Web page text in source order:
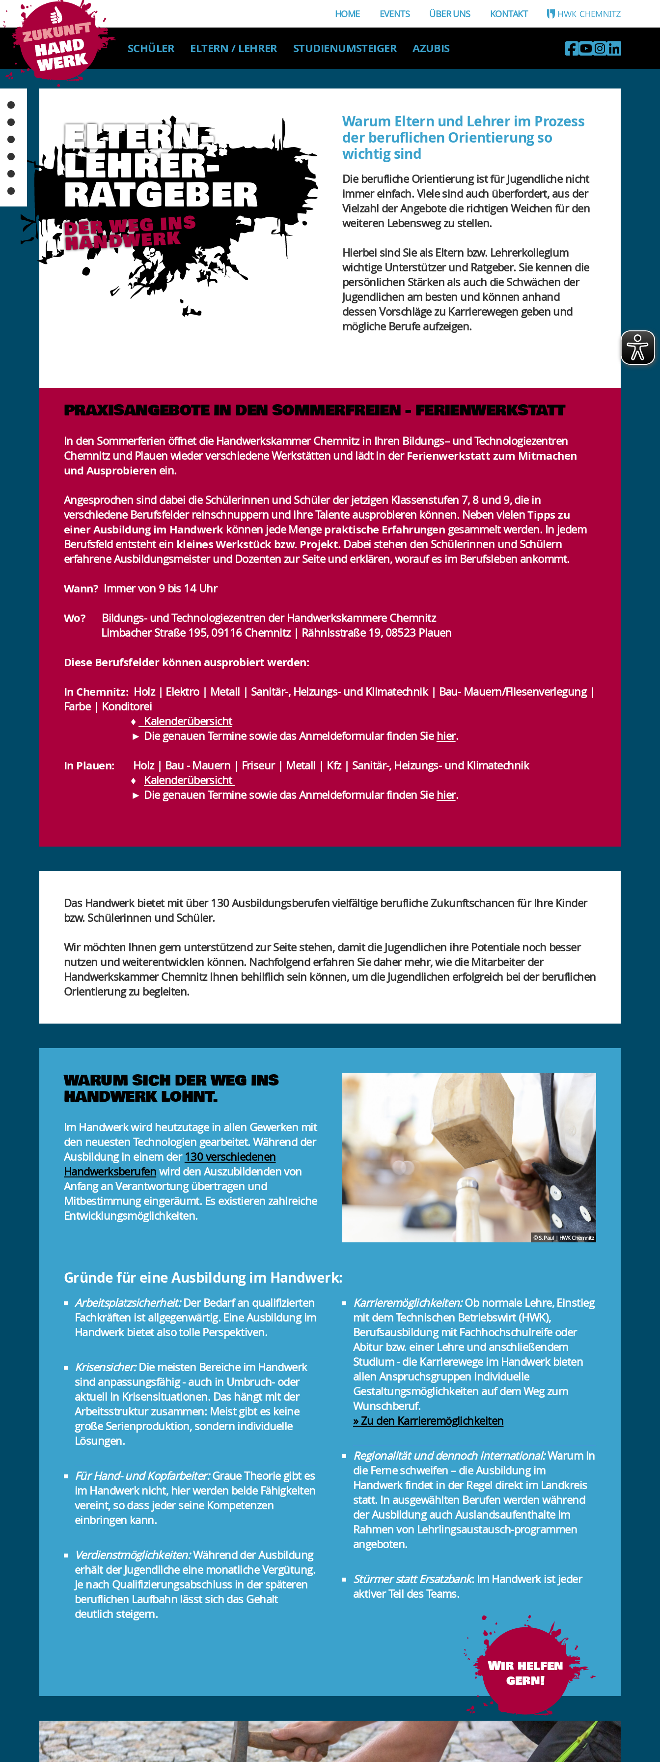
HOME EVENTS ÜBER UNS KONTAKT
SCHÜLER ELTERN / LEHRER STUDIENUMSTEIGER AZUBIS
Berufsorientierung/Angebote
Berufe von A bis Z
Lehrstellen-/Praktikumsbörse
Veranstaltungen
Ausbildungswege/Karriere
ELTERN-
LEHRER-
RATGEBER
DER WEG INS
HANDWERK
Warum Eltern und Lehrer im Prozess
der beruflichen Orientierung so
wichtig sind
Die berufliche Orientierung ist für Jugendliche nicht
immer einfach. Viele sind auch überfordert, aus der
Vielzahl der Angebote die richtigen Weichen für den
weiteren Lebensweg zu stellen.
Hierbei sind Sie als Eltern bzw. Lehrerkollegium
wichtige Unterstützer und Ratgeber. Sie kennen die
persönlichen Stärken als auch die Schwächen der
Jugendlichen am besten und können anhand
dessen Vorschläge zu Karrierewegen geben und
mögliche Berufe aufzeigen.
PRAXISANGEBOTE IN DEN SOMMERFREIEN - FERIENWERKSTATT
In den Sommerferien öffnet die Handwerkskammer Chemnitz in Ihren Bildungs– und Technologiezentren
Chemnitz und Plauen wieder verschiedene Werkstätten und lädt in der Ferienwerkstatt zum Mitmachen
und Ausprobieren ein.
Angesprochen sind dabei die Schülerinnen und Schüler der jetzigen Klassenstufen 7, 8 und 9, die in
verschiedene Berufsfelder reinschnuppern und ihre Talente ausprobieren können. Neben vielenTipps zu
einer Ausbildung im Handwerkkönnen jede Mengepraktische Erfahrungen gesammelt werden. In jedem
Berufsfeld entsteht ein kleines Werkstück bzw. Projekt. Dabei stehen den Schülerinnen und Schülern
erfahrene Ausbildungsmeister und Dozenten zur Seite und erklären, worauf es im Berufsleben ankommt.
Wann? Immer von 9 bis 14 Uhr
Wo? Bildungs- und Technologiezentren der Handwerkskammere Chemnitz
Limbacher Straße 195, 09116 Chemnitz | Rähnisstraße 19, 08523 Plauen
Diese Berufsfelder können ausprobiert werden:
In Chemnitz: Holz | Elektro | Metall | Sanitär-, Heizungs- und Klimatechnik | Bau- Mauern/Fliesenverlegung |
Farbe | Konditorei
♦
Kalenderübersicht
► Die genauen Termine sowie das Anmeldeformular finden Siehier.
In Plauen: Holz | Bau - Mauern | Friseur | Metall | Kfz | Sanitär-, Heizungs- und Klimatechnik
♦ Kalenderübersicht
► Die genauen Termine sowie das Anmeldeformular finden Siehier.
Das Handwerk bietet mit über 130 Ausbildungsberufen vielfältige berufliche Zukunftschancen für Ihre Kinder
bzw. Schülerinnen und Schüler.
Wir möchten Ihnen gern unterstützend zur Seite stehen, damit die Jugendlichen ihre Potentiale noch besser
nutzen und weiterentwicklen können. Nachfolgend erfahren Sie daher mehr, wie die Mitarbeiter der
Handwerkskammer Chemnitz Ihnen behilflich sein können, um die Jugendlichen erfolgreich bei der beruflichen
Orientierung zu begleiten.
WARUM SICH DER WEG INS
HANDWERK LOHNT.
Im Handwerk wird heutzutage in allen Gewerken mit
den neuesten Technologien gearbeitet. Während der
Ausbildung in einem der 130 verschiedenen
Handwerksberufen wird den Auszubildenden von
Anfang an Verantwortung übertragen und
Mitbestimmung eingeräumt. Es existieren zahlreiche
Entwicklungsmöglichkeiten.
© S. Paul | HWK Chemnitz
Gründe für eine Ausbildung im Handwerk:
Arbeitsplatzsicherheit:Der Bedarf an qualifizierten
Fachkräften ist allgegenwärtig. Eine Ausbildung im
Handwerk bietet also tolle Perspektiven.
Krisensicher:Die meisten Bereiche im Handwerk
sind anpassungsfähig - auch in Umbruch- oder
aktuell in Krisensituationen. Das hängt mit der
Arbeitsstruktur zusammen: Meist gibt es keine
große Serienproduktion, sondern individuelle
Lösungen.
Für Hand- und Kopfarbeiter:Graue Theorie gibt es
im Handwerk nicht, hier werden beide Fähigkeiten
vereint, so dass jeder seine Kompetenzen
einbringen kann.
Verdienstmöglichkeiten:Während der Ausbildung
erhält der Jugendliche eine monatliche Vergütung.
Je nach Qualifizierungsabschluss in der späteren
beruflichen Laufbahn lässt sich das Gehalt
deutlich steigern.
Karrieremöglichkeiten:Ob normale Lehre, Einstieg
mit dem Technischen Betriebswirt (HWK),
Berufsausbildung mit Fachhochschulreife oder
Abitur bzw. einer Lehre und anschließendem
Studium - die Karrierewege im Handwerk bieten
allen Anspruchsgruppen individuelle
Gestaltungsmöglichkeiten auf dem Weg zum
Wunschberuf.
» Zu den Karrieremöglichkeiten
Regionalität und dennoch international:Warum in
die Ferne schweifen – die Ausbildung im
Handwerk findet in der Regel direkt im Landkreis
statt. In ausgewählten Berufen werden während
der Ausbildung auch Auslandsaufenthalte im
Rahmen von Lehrlingsaustausch-programmen
angeboten.
Stürmer statt Ersatzbank: Im Handwerk ist jeder
aktiver Teil des Teams.
Wir helfen
gern!